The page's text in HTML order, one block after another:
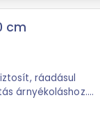
cm
ráadásul
árnyékoláshoz.